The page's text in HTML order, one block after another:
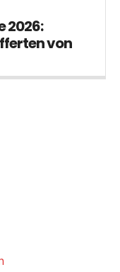
2026:
von